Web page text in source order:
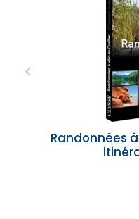
Randonnées